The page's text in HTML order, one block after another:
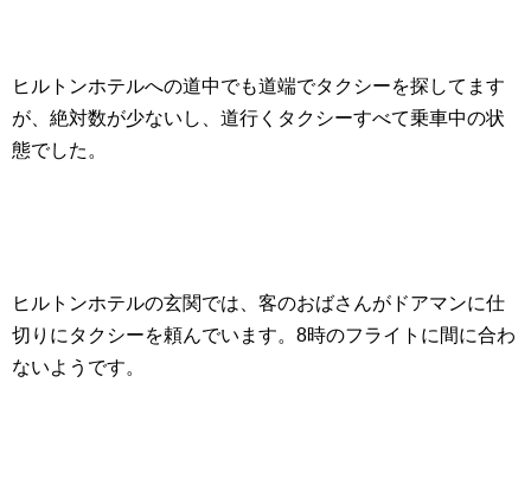
ヒルトンホテルへの道中でも道端でタクシーを探してます
が、絶対数が少ないし、道行くタクシーすべて乗車中の状
態でした。
ヒルトンホテルの玄関では、客のおばさんがドアマンに仕
切りにタクシーを頼んでいます。8時のフライトに間に合わ
ないようです。